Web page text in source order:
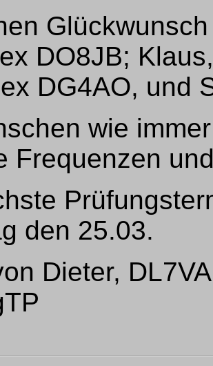
DO8JB;
DG4AO, und
wie
Frequenzen
den 25.03.
Dieter,